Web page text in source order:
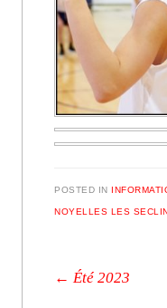
POSTED IN
NOYELLES LES SECLIN
Post
← Été 2023